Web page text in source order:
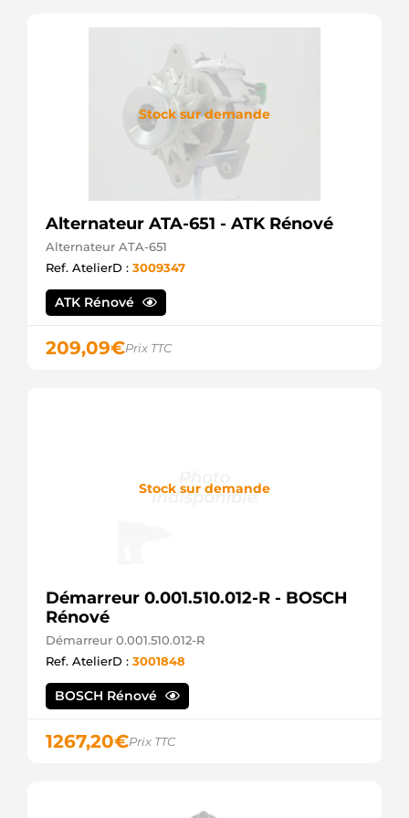
Stock sur demande
Alternateur ATA-651 - ATK Rénové
Alternateur ATA-651
Ref. AtelierD : 3009347
ATK Rénové
209,09€Prix TTC
Stock sur demande
Démarreur 0.001.510.012-R - BOSCH
Rénové
Démarreur 0.001.510.012-R
Ref. AtelierD : 3001848
BOSCH Rénové
1267,20€Prix TTC